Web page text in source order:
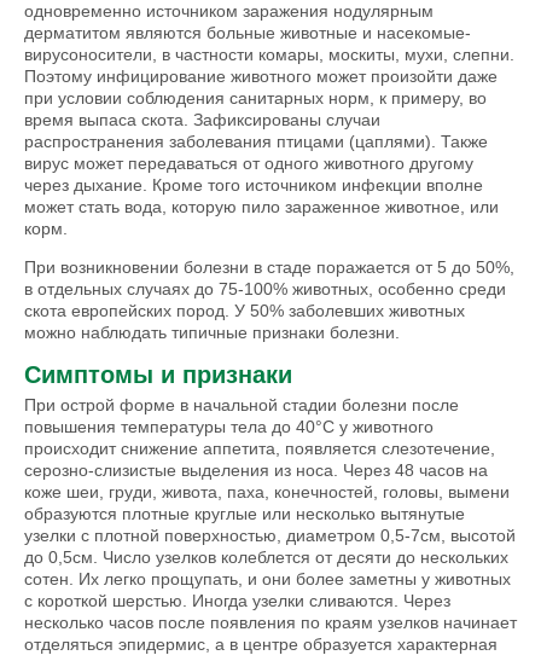
одновременно источником заражения нодулярным
дерматитом являются больные животные и насекомые-
вирусоносители, в частности комары, москиты, мухи, слепни.
Поэтому инфицирование животного может произойти даже
при условии соблюдения санитарных норм, к примеру, во
время выпаса скота. Зафиксированы случаи
распространения заболевания птицами (цаплями). Также
вирус может передаваться от одного животного другому
через дыхание. Кроме того источником инфекции вполне
может стать вода, которую пило зараженное животное, или
корм.
При возникновении болезни в стаде поражается от 5 до 50%,
в отдельных случаях до 75-100% животных, особенно среди
скота европейских пород. У 50% заболевших животных
можно наблюдать типичные признаки болезни.
Симптомы и признаки
При острой форме в начальной стадии болезни после
повышения температуры тела до 40°С у животного
происходит снижение аппетита, появляется слезотечение,
серозно-слизистые выделения из носа. Через 48 часов на
коже шеи, груди, живота, паха, конечностей, головы, вымени
образуются плотные круглые или несколько вытянутые
узелки с плотной поверхностью, диаметром 0,5-7см, высотой
до 0,5см. Число узелков колеблется от десяти до нескольких
сотен. Их легко прощупать, и они более заметны у животных
с короткой шерстью. Иногда узелки сливаются. Через
несколько часов после появления по краям узелков начинает
отделяться эпидермис, а в центре образуется характерная